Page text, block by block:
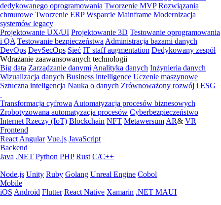
dedykowanego oprogramowania Tworzenie MVP Rozwiązania
chmurowe Tworzenie ERP Wsparcie Mainframe Modernizacja
systemów legacy
Projektowanie UX/UI Projektowanie 3D Testowanie oprogramowania
i QA Testowanie bezpieczeństwa Administracja bazami danych
DevOps DevSecOps Sieć IT staff augmentation Dedykowany zespół
Wdrażanie zaawansowanych technologii
Big data Zarządzanie danymi Analityka danych Inżynieria danych
Wizualizacja danych Business intelligence Uczenie maszynowe
Sztuczna inteligencja Nauka o danych Zrównoważony rozwój i ESG
Transformacja cyfrowa Automatyzacja procesów biznesowych
Zrobotyzowana automatyzacja procesów Cyberbezpieczeństwo
Internet Rzeczy (IoT) Blockchain NFT Metawersum AR& VR
Frontend
React Angular Vue.js JavaScript
Backend
Java .NET Python PHP Rust C/C++
Node.js Unity Ruby Golang Unreal Engine Cobol
Mobile
iOS Android Flutter React Native Xamarin .NET MAUI